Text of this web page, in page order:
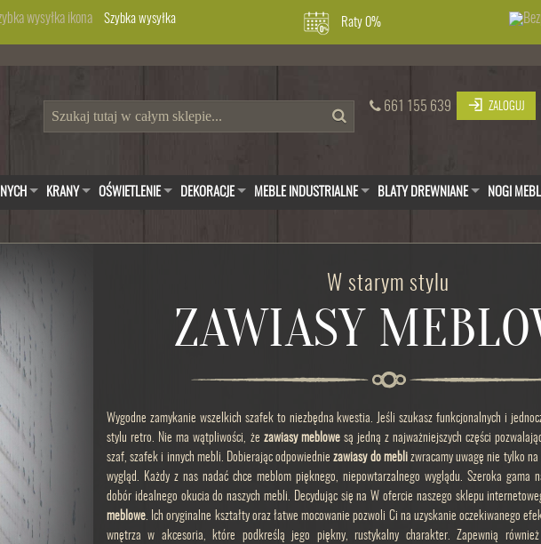
Szybka wysyłka Raty 0%
661 155 639 ZALOGUJ
KRANY OŚWIETLENIE DEKORACJE MEBLE INDUSTRIALNE BLATY DREWNIANE NOGI
W starym stylu
ZAWIASY
Wygodne zamykanie wszelkich szafek to niezbędna kwestia. Jeśli szukasz funkcjonalnych i
stylu retro. Nie ma wątpliwości, że zawiasy meblowesą jedną z najważniejszych części
szaf, szafek i innych mebli. Dobierając odpowiedniezawiasy do meblizwracamy uwagę nie tylko
wygląd. Każdy z nas nadać chce meblom pięknego, niepowtarzalnego wyglądu. Szeroka gama
dobór idealnego okucia do naszych mebli. Decydując się na W ofercie naszego sklepu
meblowe. Ich oryginalne kształty oraz łatwe mocowanie pozwoli Ci na uzyskanie oczekiwanego
wnętrza w akcesoria, które podkreślą jego piękny, rustykalny charakter. Zapewnią również